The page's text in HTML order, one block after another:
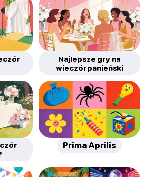
Najlepsze gry na
wieczór panieński
Prima Aprilis